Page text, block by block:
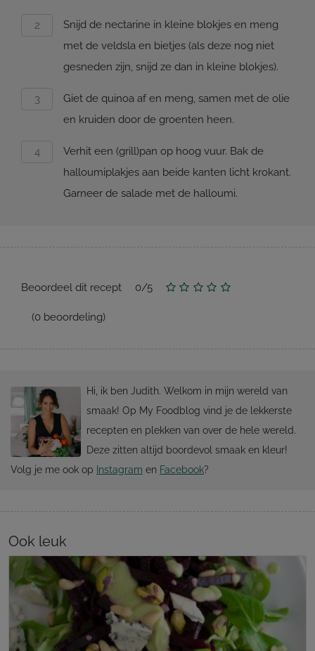
Snijd de nectarine in kleine blokjes en meng
met de veldsla en bietjes (als deze nog niet
gesneden zijn, snijd ze dan in kleine blokjes).
Giet de quinoa af en meng, samen met de olie
en kruiden door de groenten heen.
Verhit een (grill)pan op hoog vuur. Bak de
halloumiplakjes aan beide kanten licht krokant.
Garneer de salade met de halloumi.
Beoordeel dit recept 0/5
(0 beoordeling)
Hi, ik ben Judith. Welkom in mijn wereld van
smaak! Op My Foodblog vind je de lekkerste
recepten en plekken van over de hele wereld.
Deze zitten altijd boordevol smaak en kleur!
Volg je me ook op Instagram en Facebook?
Ook leuk